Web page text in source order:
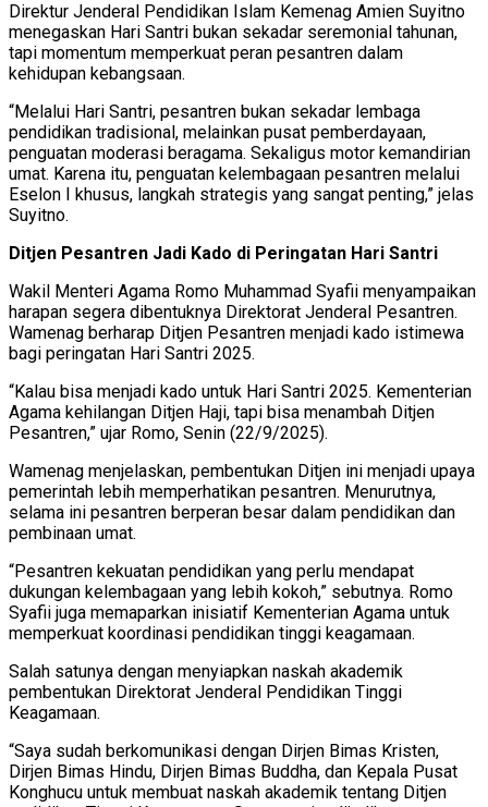
Direktur Jenderal Pendidikan Islam Kemenag Amien Suyitno
menegaskan Hari Santri bukan sekadar seremonial tahunan,
tapi momentum memperkuat peran pesantren dalam
kehidupan kebangsaan.
“Melalui Hari Santri, pesantren bukan sekadar lembaga
pendidikan tradisional, melainkan pusat pemberdayaan,
penguatan moderasi beragama. Sekaligus motor kemandirian
umat. Karena itu, penguatan kelembagaan pesantren melalui
Eselon I khusus, langkah strategis yang sangat penting,” jelas
Suyitno.
Ditjen Pesantren Jadi Kado di Peringatan Hari Santri
Wakil Menteri Agama Romo Muhammad Syafii menyampaikan
harapan segera dibentuknya Direktorat Jenderal Pesantren.
Wamenag berharap Ditjen Pesantren menjadi kado istimewa
bagi peringatan Hari Santri 2025.
“Kalau bisa menjadi kado untuk Hari Santri 2025. Kementerian
Agama kehilangan Ditjen Haji, tapi bisa menambah Ditjen
Pesantren,” ujar Romo, Senin (22/9/2025).
Wamenag menjelaskan, pembentukan Ditjen ini menjadi upaya
pemerintah lebih memperhatikan pesantren. Menurutnya,
selama ini pesantren berperan besar dalam pendidikan dan
pembinaan umat.
“Pesantren kekuatan pendidikan yang perlu mendapat
dukungan kelembagaan yang lebih kokoh,” sebutnya. Romo
Syafii juga memaparkan inisiatif Kementerian Agama untuk
memperkuat koordinasi pendidikan tinggi keagamaan.
Salah satunya dengan menyiapkan naskah akademik
pembentukan Direktorat Jenderal Pendidikan Tinggi
Keagamaan.
“Saya sudah berkomunikasi dengan Dirjen Bimas Kristen,
Dirjen Bimas Hindu, Dirjen Bimas Buddha, dan Kepala Pusat
Konghucu untuk membuat naskah akademik tentang Ditjen